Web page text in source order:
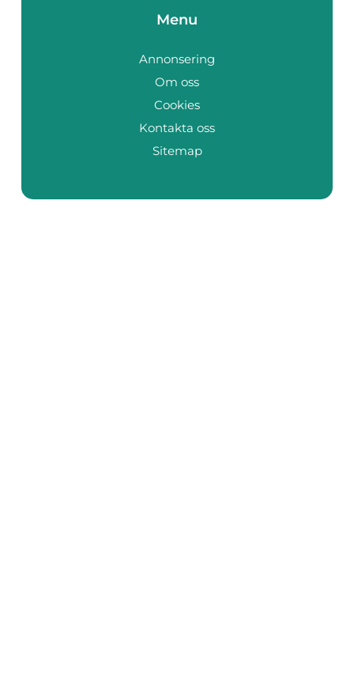
Menu
Annonsering
Om oss
Cookies
Kontakta oss
Sitemap